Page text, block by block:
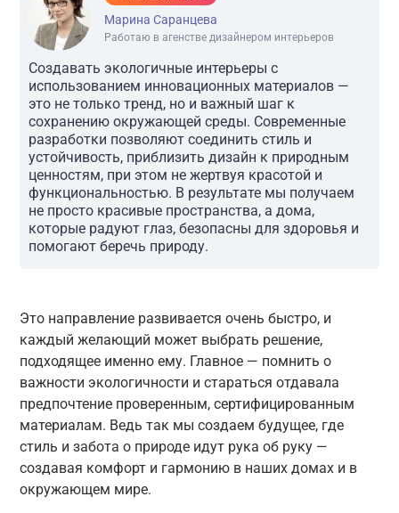
Марина Саранцева
Работаю в агенстве дизайнером интерьеров
Создавать экологичные интерьеры с
использованием инновационных материалов —
это не только тренд, но и важный шаг к
сохранению окружающей среды. Современные
разработки позволяют соединить стиль и
устойчивость, приблизить дизайн к природным
ценностям, при этом не жертвуя красотой и
функциональностью. В результате мы получаем
не просто красивые пространства, а дома,
которые радуют глаз, безопасны для здоровья и
помогают беречь природу.
Это направление развивается очень быстро, и
каждый желающий может выбрать решение,
подходящее именно ему. Главное — помнить о
важности экологичности и стараться отдавала
предпочтение проверенным, сертифицированным
материалам. Ведь так мы создаем будущее, где
стиль и забота о природе идут рука об руку —
создавая комфорт и гармонию в наших домах и в
окружающем мире.